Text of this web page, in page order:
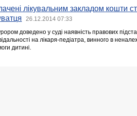
лікувальним закладом кошти
26.12.2014 07:33
доведено у суді наявність правових
на лікаря-педіатра, винного в
дитині.